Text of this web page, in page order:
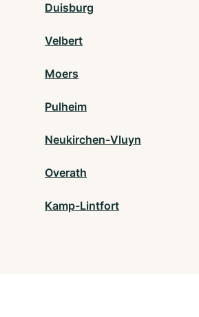
Duisburg
Velbert
Moers
Pulheim
Neukirchen-Vluyn
Overath
Kamp-Lintfort